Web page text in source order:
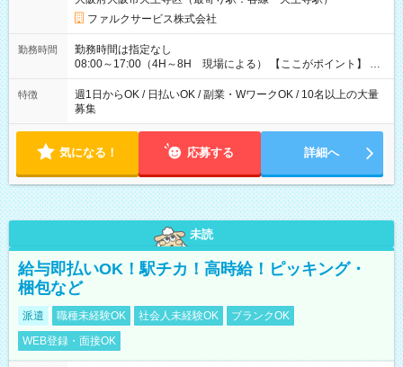
円】のボーナスが！★（その他待遇に変更ありません） 現場に
よっては早く終わることもあり！ その場合も給与金額は変わり
ません！ ≪給与例≫ ・週1日勤務 ㈪～㈮は本業のため㈯のみ
1現場/6.500×2現場＝日給13.000円×4日 ＝月給52.000円 ・週6
日でレギュラー勤務(勤続1年) 1現場/7.200×2現場＝日給14.400
る」などをして月に40万以上を稼ぐ人も☆ ◆支払い方法：日払
い・週払い・月3回払いが選択可能 【試用期間】試用期間なし
ファルクサービス株式会社
勤務時間
勤務時間は指定なし
08:00～17:00（4H～8H 現場による） 【ここがポイント】 ◆
給与の日給保障あり！ 「4時間の現場」が「1時間」で終わった
時も給料変わらず！ 「4時間の現場」のお給料をお支払いします
♪ 1日にたくさんの現場をこなせば、高収入を実現可能！
特徴
週1日からOK / 日払いOK / 副業・WワークOK / 10名以上の大量
募集
気になる！ 応募する 詳細へ
未読
給与即払いOK！駅チカ！高時給！ピッキング・
梱包など
派遣 職種未経験OK 社会人未経験OK
ブランクOK
WEB登録・面接OK